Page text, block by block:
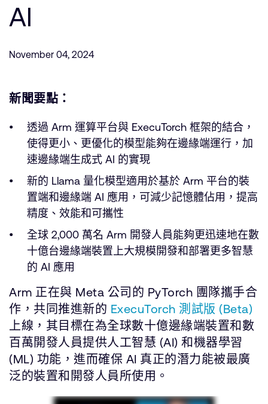
投資者
110 Fulbourn Road
Cambridge, UK
CB1 9NJ
Tel: + 44(1223) 400 400 [main reception]
Fax: + 44(1223) 400 410
查詢全球辦公室
AI
November 04, 2024
新聞要點：
透過 Arm 運算平台與 ExecuTorch 框架的結合，
使得更小、更優化的模型能夠在邊緣端運行，加
速邊緣端生成式 AI 的實現
新的 Llama 量化模型適用於基於 Arm 平台的裝
置端和邊緣端 AI 應用，可減少記憶體佔用，提高
精度、效能和可攜性
全球 2,000 萬名 Arm 開發人員能夠更迅速地在數
十億台邊緣端裝置上大規模開發和部署更多智慧
的 AI 應用
Arm 正在與 Meta 公司的 PyTorch 團隊攜手合
作，共同推進新的 ExecuTorch 測試版 (Beta)
上線，其目標在為全球數十億邊緣端裝置和數
百萬開發人員提供人工智慧 (AI) 和機器學習
(ML) 功能，進而確保 AI 真正的潛力能被最廣
泛的裝置和開發人員所使用。